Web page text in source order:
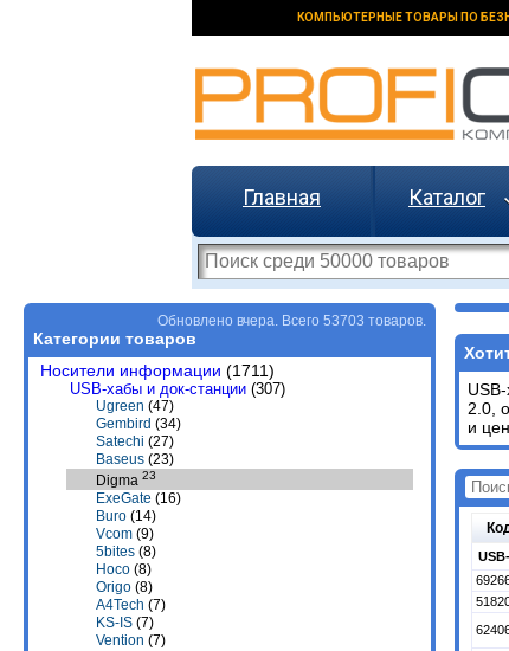
КОМПЬЮТЕРНЫЕ ТОВАРЫ ПО
Главная Каталог
Обновлено вчера. Всего 53703 товаров.
Категории товаров
Носители информации (1711)
USB-хабы и док-станции (307)
Ugreen (47)
Gembird (34)
Satechi (27)
Baseus (23)
Digma 23
ExeGate (16)
Buro (14)
Vcom (9)
5bites (8)
Hoco (8)
Origo (8)
A4Tech (7)
KS-IS (7)
Vention (7)
2.0,
и